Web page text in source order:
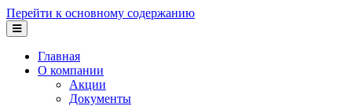
Перейти к основному содержанию
Главная
О компании
Акции
Документы